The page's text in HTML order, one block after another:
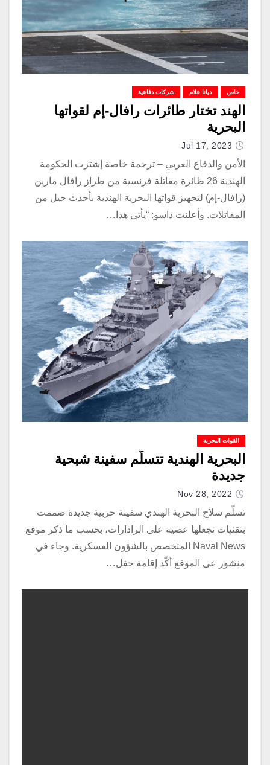
خاص ديانا علام شركات دفاعية
الهند تختار طائرات رافال-إم لقواتها
البحرية
Jul 17, 2023
الأمن والدفاع العربي – ترجمة خاصة إشترت الحكومة
الهندية 26 طائرة مقاتلة فرنسية من طراز رافال مارين
(رافال-إم) لتجهيز قواتها البحرية الهندية بأحدث جيل من
المقاتلات. وأعلنت داسو: “يأتي هذا…
القوات البحرية
البحرية الهندية تتسلّم سفينة شبحية
جديدة
Nov 28, 2022
تسلّم سلاح البحرية الهندي سفينة حربية جديدة صممت
بتقنيات تجعلها عصية على الرادارات، بحسب ما ذكر موقع
Naval News المتخصص بالشؤون العسكرية. وجاء في
منشور عى الموقع أكّد إقامة حفل…